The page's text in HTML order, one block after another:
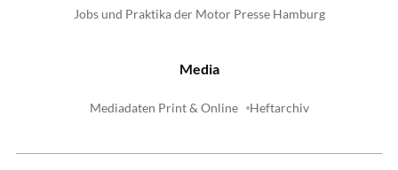
Jobs und Praktika der Motor Presse Hamburg
Media
Mediadaten Print & Online Heftarchiv